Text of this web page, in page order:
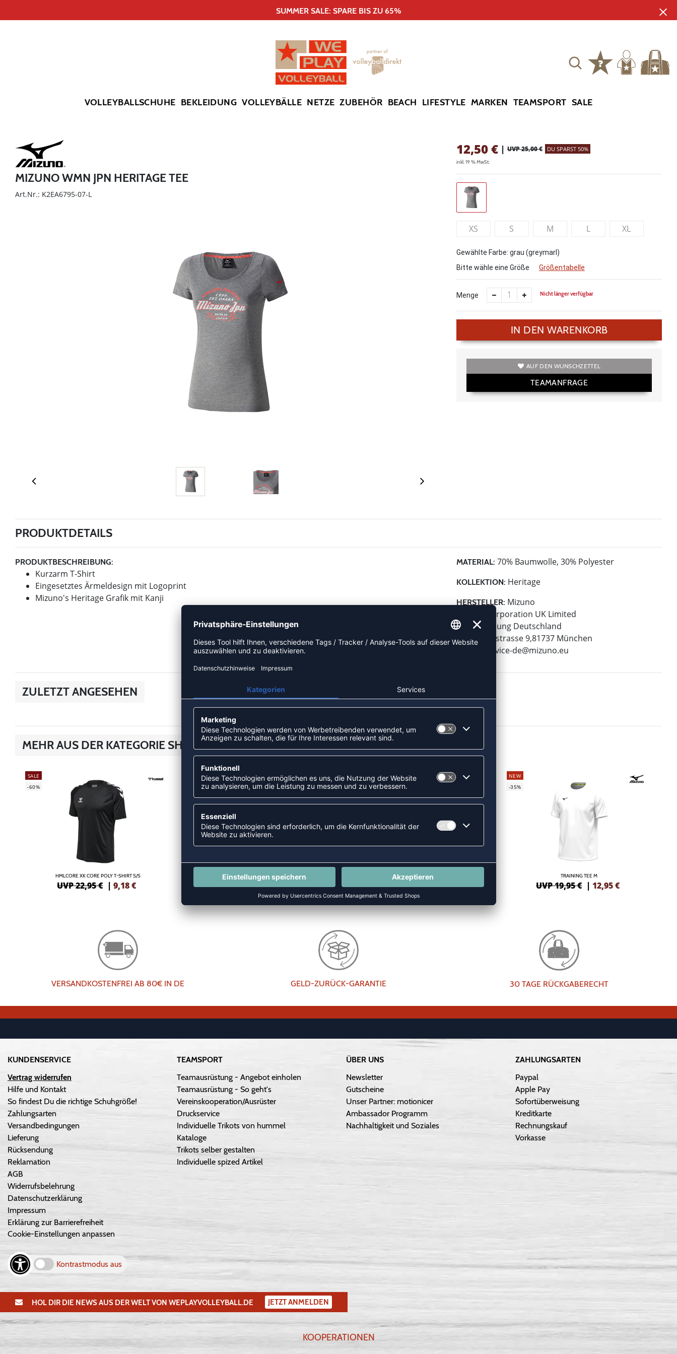
SUMMER SALE: SPARE BIS ZU 65%
VOLLEYBALLSCHUHE BEKLEIDUNG VOLLEYBÄLLE NETZE ZUBEHÖR BEACH LIFESTYLE MARKEN TEAMSPORT SALE
MIZUNO WMN JPN HERITAGE TEE
Art.Nr.: K2EA6795-07-L
12,50€ | UVP 25,00 € DU SPARST 50%
inkl. 19 % MwSt.
XS S M L XL
Gewählte Farbe: grau (greymarl)
Bitte wähle eine Größe
Größentabelle
Menge Nicht länger verfügbar
IN DEN WARENKORB
AUF DEN WUNSCHZETTEL
TEAMANFRAGE
PRODUKTDETAILS
PRODUKTBESCHREIBUNG:
Kurzarm T-Shirt
Eingesetztes Ärmeldesign mit Logoprint
Mizuno's Heritage Grafik mit Kanji
MATERIAL: 70% Baumwolle, 30% Polyester
KOLLEKTION: Heritage
HERSTELLER: Mizuno
Mizuno Corporation UK Limited
Niederlassung Deutschland
Bayerwaldstrasse 9,81737 München
service-de@mizuno.eu
ZULETZT ANGESEHEN
MEHR AUS DER KATEGORIE SHIRTS
SALE
-60%
HMLCORE XK CORE POLY T-SHIRT S/S
UVP 22,95 € |9,18€
TRAINING TEE M
UVP 19,95 € |12,95€
SALE
-55%
HMLCORE XK CORE POLY T-SHIRT S/S
UVP 22,95 € |10,33€
NEW
-35%
TRAINING TEE M
UVP 19,95 € |12,95€
VERSANDKOSTENFREI AB 80€ IN DE GELD-ZURÜCK-GARANTIE 30 TAGE RÜCKGABERECHT
KUNDENSERVICE
Vertrag widerrufen
Hilfe und Kontakt
So findest Du die richtige Schuhgröße!
Zahlungsarten
Versandbedingungen
Lieferung
Rücksendung
Reklamation
AGB
Widerrufsbelehrung
Datenschutzerklärung
Impressum
Erklärung zur Barrierefreiheit
Cookie-Einstellungen anpassen
Kontrastmodus aus
TEAMSPORT
Teamausrüstung - Angebot einholen
Teamausrüstung - So geht's
Vereinskooperation/Ausrüster
Druckservice
Individuelle Trikots von hummel
Kataloge
Trikots selber gestalten
Individuelle spized Artikel
ÜBER UNS
Newsletter
Gutscheine
Unser Partner: motionicer
Ambassador Programm
Nachhaltigkeit und Soziales
ZAHLUNGSARTEN
Paypal
Apple Pay
Sofortüberweisung
Kreditkarte
Rechnungskauf
Vorkasse
HOL DIR DIE NEWS AUS DER WELT VON WEPLAYVOLLEYBALL.DE JETZT ANMELDEN
KOOPERATIONEN